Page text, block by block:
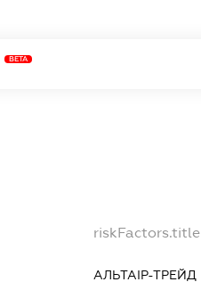
BETA
riskFactors.title
АЛЬТАІР-ТРЕЙД